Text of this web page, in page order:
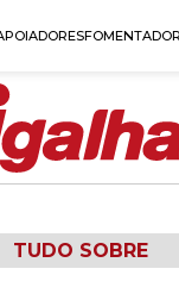
TUDO SOBRE